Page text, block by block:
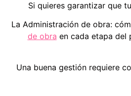
Si quieres garantizar que
La Administración de obra:
de obra en cada etapa del
Una buena gestión requiere